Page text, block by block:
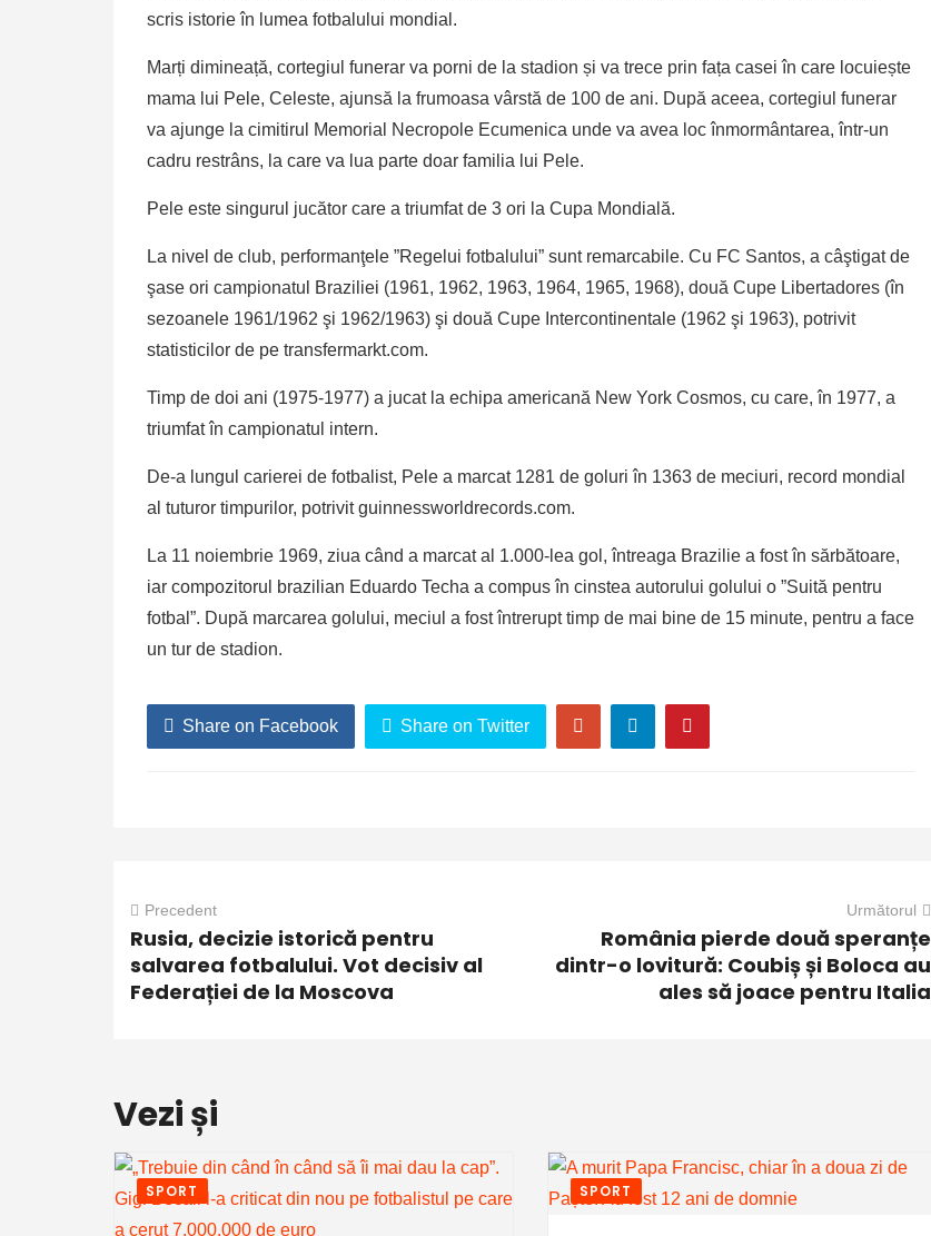
scris istorie în lumea fotbalului mondial.
Marți dimineață, cortegiul funerar va porni de la stadion și va trece prin fața casei în care locuiește
mama lui Pele, Celeste, ajunsă la frumoasa vârstă de 100 de ani. După aceea, cortegiul funerar
va ajunge la cimitirul Memorial Necropole Ecumenica unde va avea loc înmormântarea, într-un
cadru restrâns, la care va lua parte doar familia lui Pele.
Pele este singurul jucător care a triumfat de 3 ori la Cupa Mondială.
La nivel de club, performanţele ”Regelui fotbalului” sunt remarcabile. Cu FC Santos, a câştigat de
şase ori campionatul Braziliei (1961, 1962, 1963, 1964, 1965, 1968), două Cupe Libertadores (în
sezoanele 1961/1962 şi 1962/1963) şi două Cupe Intercontinentale (1962 şi 1963), potrivit
statisticilor de pe transfermarkt.com.
Timp de doi ani (1975-1977) a jucat la echipa americană New York Cosmos, cu care, în 1977, a
triumfat în campionatul intern.
De-a lungul carierei de fotbalist, Pele a marcat 1281 de goluri în 1363 de meciuri, record mondial
al tuturor timpurilor, potrivit guinnessworldrecords.com.
La 11 noiembrie 1969, ziua când a marcat al 1.000-lea gol, întreaga Brazilie a fost în sărbătoare,
iar compozitorul brazilian Eduardo Techa a compus în cinstea autorului golului o ”Suită pentru
fotbal”. După marcarea golului, meciul a fost întrerupt timp de mai bine de 15 minute, pentru a face
un tur de stadion.
Share on Facebook Share on Twitter
Precedent
Rusia, decizie istorică pentru
salvarea fotbalului. Vot decisiv al
Federației de la Moscova
Următorul
România pierde două speranțe
dintr-o lovitură: Coubiș și Boloca au
ales să joace pentru Italia
Vezi și
SPORT SPORT